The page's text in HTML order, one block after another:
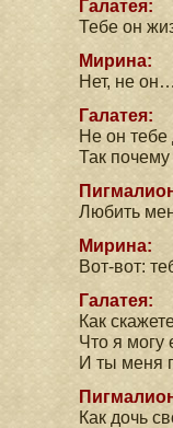
Галатея:
Тебе он
Мирина:
Нет, не он…
Галатея:
Не он
Так
Любить
Мирина:
Вот-вот:
Галатея:
Как
Что я могу
И ты меня
Как дочь